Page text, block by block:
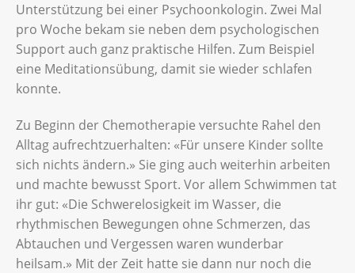
Unterstützung bei einer Psychoonkologin. Zwei Mal
pro Woche bekam sie neben dem psychologischen
Support auch ganz praktische Hilfen. Zum Beispiel
eine Meditationsübung, damit sie wieder schlafen
konnte.
Zu Beginn der Chemotherapie versuchte Rahel den
Alltag aufrechtzuerhalten: «Für unsere Kinder sollte
sich nichts ändern.» Sie ging auch weiterhin arbeiten
und machte bewusst Sport. Vor allem Schwimmen tat
ihr gut: «Die Schwerelosigkeit im Wasser, die
rhythmischen Bewegungen ohne Schmerzen, das
Abtauchen und Vergessen waren wunderbar
heilsam.» Mit der Zeit hatte sie dann nur noch die